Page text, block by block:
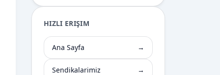
HIZLI ERIŞIM
Ana Sayfa →
Sendikalarimiz →